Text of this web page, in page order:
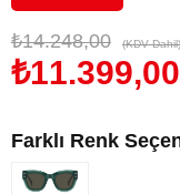
₺14.248,00 (KDV Dahil)
₺11.399,00
Farklı Renk